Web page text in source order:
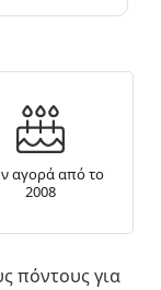
αγορά από το
2008
πόντους για